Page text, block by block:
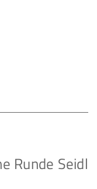
Runde Seidl